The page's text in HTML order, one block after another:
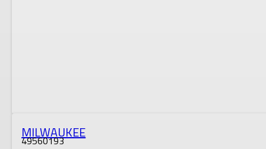
MILWAUKEE
49560193